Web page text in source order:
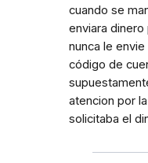
cuando se
enviara dinero
nunca le
código de
atencion por
solicitaba el